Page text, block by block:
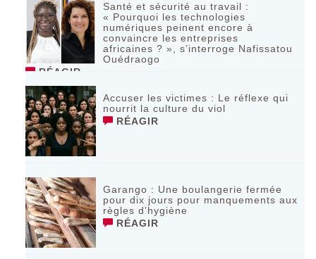
Santé et sécurité au travail :
« Pourquoi les technologies
numériques peinent encore à
convaincre les entreprises
africaines ? », s’interroge Nafissatou
Ouédraogo
RÉAGIR
Accuser les victimes : Le réflexe qui
nourrit la culture du viol
RÉAGIR
Garango : Une boulangerie fermée
pour dix jours pour manquements aux
règles d’hygiène
RÉAGIR